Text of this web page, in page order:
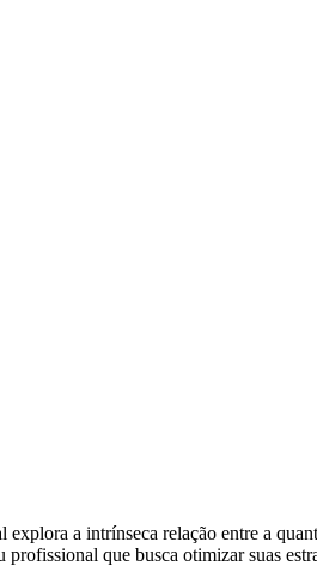
a intrínseca relação entre a
que busca otimizar suas